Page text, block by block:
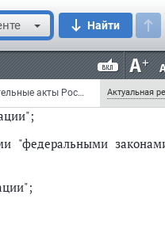
Найти
Федеральный закон от 22 июля 2008 г. N 141-ФЗ "О внесении изменений в отдельные законодательные акты Российской Федерации в части совершенствования земельных отношений" (с изменениями и дополнениями) Актуальная
2008, N 20, ст. 2251)
"федеральными
"федеральными